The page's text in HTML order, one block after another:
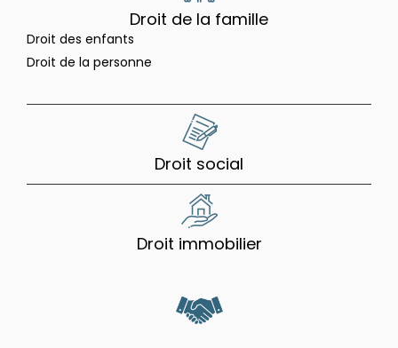
Droit de la famille
Droit des enfants
Droit de la personne
Droit social
Droit immobilier